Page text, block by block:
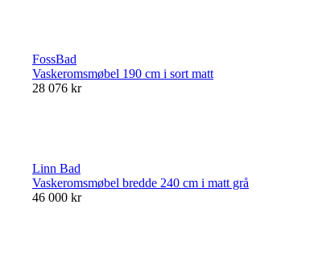
FossBad
Vaskeromsmøbel 190 cm i sort matt
28 076 kr
Linn Bad
Vaskeromsmøbel bredde 240 cm i matt grå
46 000 kr